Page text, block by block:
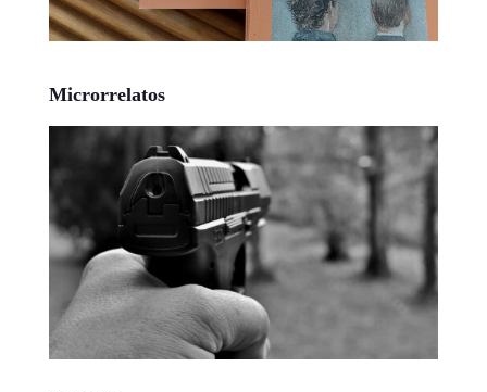
Microrrelatos